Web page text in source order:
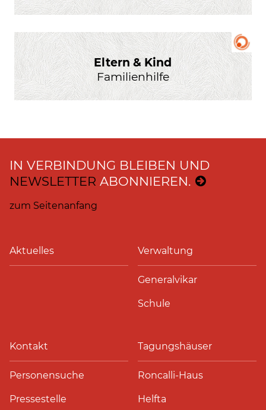
Eltern & Kind
Familienhilfe
IN VERBINDUNG BLEIBEN UND
NEWSLETTER ABONNIEREN.
zum Seitenanfang
Aktuelles Verwaltung
Generalvikar
Schule
Kontakt
Personensuche
Pressestelle
Tagungshäuser
Roncalli-Haus
Helfta